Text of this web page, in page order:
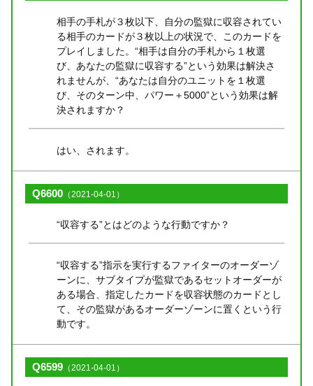
相手の手札が３枚以下、自分の監獄に収容されてい
る相手のカードが３枚以上の状況で、このカードを
プレイしました。“相手は自分の手札から１枚選
び、あなたの監獄に収容する”という効果は解決さ
れませんが、“あなたは自分のユニットを１枚選
び、そのターン中、パワー＋5000”という効果は解
決されますか？
はい、されます。
Q6600 （2021-04-01）
“収容する”とはどのような行動ですか？
“収容する”指示を実行するファイターのオーダーゾ
ーンに、サブタイプが監獄であるセットオーダーが
ある場合、指定したカードを収容状態のカードとし
て、その監獄があるオーダーゾーンに置くという行
動です。
Q6599 （2021-04-01）